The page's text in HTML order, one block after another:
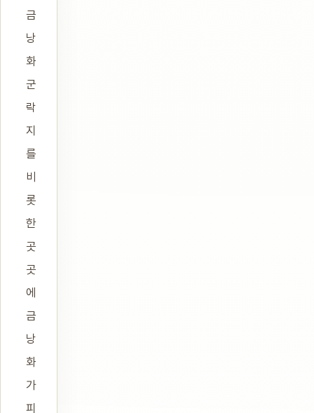
금
낭
화
군
락
지
를
비
롯
한
곳
곳
에
금
낭
화
가
피